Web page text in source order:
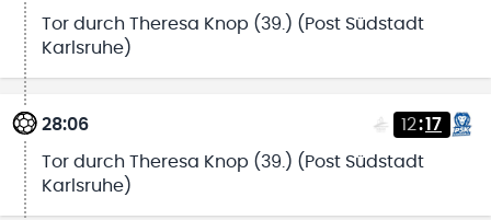
Tor durch Theresa Knop (39.) (Post Südstadt
Karlsruhe)
28:06 12:17
Tor durch Theresa Knop (39.) (Post Südstadt
Karlsruhe)